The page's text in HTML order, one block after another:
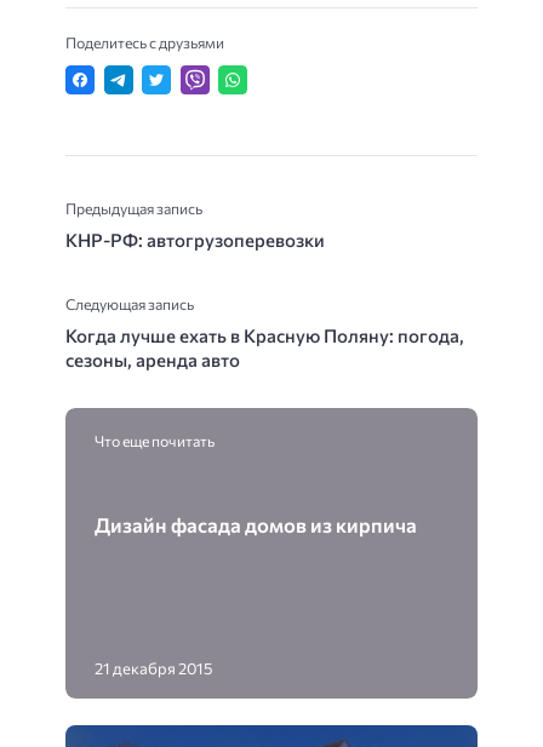
Поделитесь с друзьями
Предыдущая запись
КНР-РФ: автогрузоперевозки
Следующая запись
Когда лучше ехать в Красную Поляну: погода,
сезоны, аренда авто
Что еще почитать
Дизайн фасада домов из кирпича
21 декабря 2015